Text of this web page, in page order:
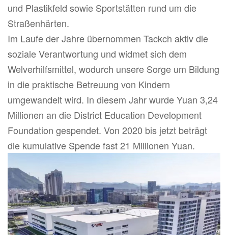
und Plastikfeld sowie Sportstätten rund um die
Straßenhärten.
Im Laufe der Jahre übernommen Tackch aktiv die
soziale Verantwortung und widmet sich dem
Welverhilfsmittel, wodurch unsere Sorge um Bildung
in die praktische Betreuung von Kindern
umgewandelt wird. In diesem Jahr wurde Yuan 3,24
Millionen an die District Education Development
Foundation gespendet. Von 2020 bis jetzt beträgt
die kumulative Spende fast 21 Millionen Yuan.